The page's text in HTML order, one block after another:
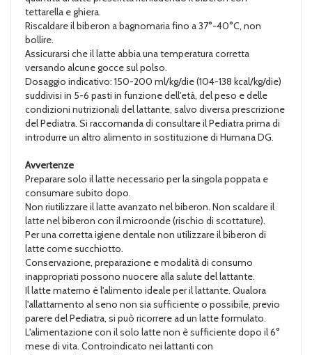
tettarella e ghiera.
Riscaldare il biberon a bagnomaria fino a 37°-40°C, non
bollire.
Assicurarsi che il latte abbia una temperatura corretta
versando alcune gocce sul polso.
Dosaggio indicativo: 150-200 ml/kg/die (104-138 kcal/kg/die)
suddivisi in 5-6 pasti in funzione dell'età, del peso e delle
condizioni nutrizionali del lattante, salvo diversa prescrizione
del Pediatra. Si raccomanda di consultare il Pediatra prima di
introdurre un altro alimento in sostituzione di Humana DG.
Avvertenze
Preparare solo il latte necessario per la singola poppata e
consumare subito dopo.
Non riutilizzare il latte avanzato nel biberon. Non scaldare il
latte nel biberon con il microonde (rischio di scottature).
Per una corretta igiene dentale non utilizzare il biberon di
latte come succhiotto.
Conservazione, preparazione e modalità di consumo
inappropriati possono nuocere alla salute del lattante.
Il latte materno è l'alimento ideale per il lattante. Qualora
l'allattamento al seno non sia sufficiente o possibile, previo
parere del Pediatra, si può ricorrere ad un latte formulato.
L'alimentazione con il solo latte non è sufficiente dopo il 6°
mese di vita. Controindicato nei lattanti con